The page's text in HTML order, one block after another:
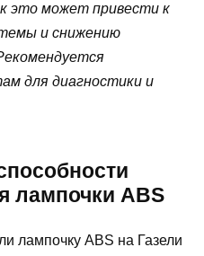
это может привести к
и снижению
для диагностики и
лампочки ABS
лампочку ABS на Газели